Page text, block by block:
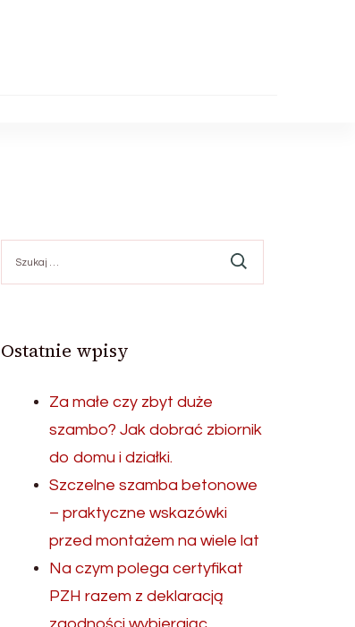
Ostatnie wpisy
Za małe czy zbyt duże
szambo? Jak dobrać zbiornik
do domu i działki.
Szczelne szamba betonowe
– praktyczne wskazówki
przed montażem na wiele lat
Na czym polega certyfikat
PZH razem z deklaracją